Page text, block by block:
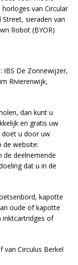
van Circular
sieraden van
Robot (BYOR)
IBS De Zonnewijzer,
Rivierenwijk,
dan kunt u
en gratis uw
doet u door uw
de website:
de deelnemende
dat u in de
kapotte
oude of kapotte
inktcartridges of
van Circulus Berkel